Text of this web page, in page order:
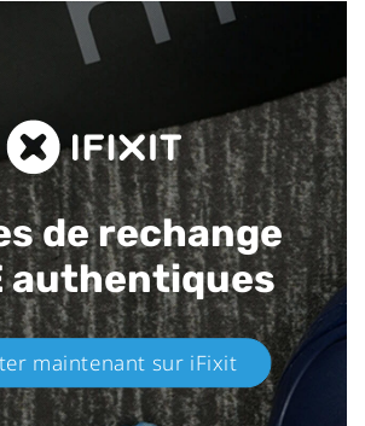
de rechange
authentiques​
maintenant sur iFixit​